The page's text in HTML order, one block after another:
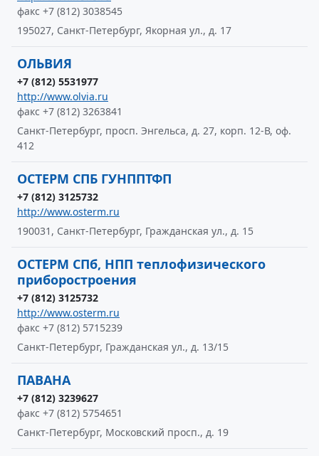
факс +7 (812) 3038545
195027, Санкт-Петербург, Якорная ул., д. 17
ОЛЬВИЯ
+7 (812) 5531977
http://www.olvia.ru
факс +7 (812) 3263841
Санкт-Петербург, просп. Энгельса, д. 27, корп. 12-В, оф.
412
ОСТЕРМ СПБ ГУНППТФП
+7 (812) 3125732
http://www.osterm.ru
190031, Санкт-Петербург, Гражданская ул., д. 15
ОСТЕРМ СПб, НПП теплофизического
приборостроения
+7 (812) 3125732
http://www.osterm.ru
факс +7 (812) 5715239
Санкт-Петербург, Гражданская ул., д. 13/15
ПАВАНА
+7 (812) 3239627
факс +7 (812) 5754651
Санкт-Петербург, Московский просп., д. 19